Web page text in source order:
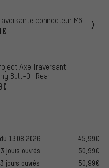
connecteur M6
Axe Traversant
Bolt-On Rear
13.08.2026
45,99€
jours ouvrés
50,99€
jours ouvrés
50,99€